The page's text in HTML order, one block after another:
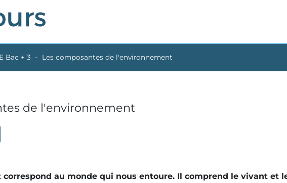
Bac + 3 Les composantes de l'environnement
de l'environnement
au monde qui nous entoure. Il comprend le vivant et